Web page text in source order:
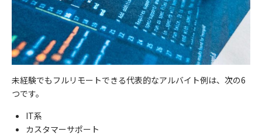
未経験でもフルリモートできる代表的なアルバイト例は、次の6
つです。
IT系
カスタマーサポート